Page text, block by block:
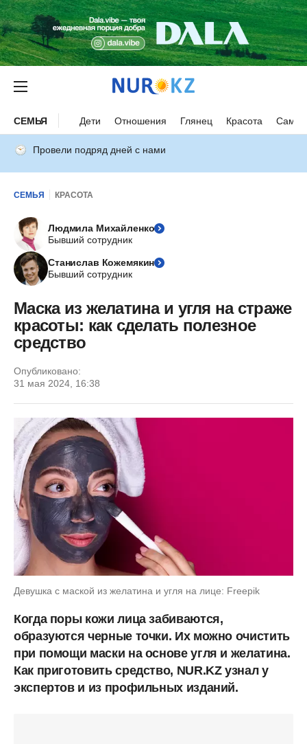
СЕМЬЯ Дети Отношения Глянец Красота
Провели подряд дней с нами
СЕМЬЯ КРАСОТА
Людмила Михайленко
Бывший сотрудник
Станислав Кожемякин
Бывший сотрудник
Маска из желатина и угля на страже
красоты: как сделать полезное
средство
Опубликовано:
31 мая 2024, 16:38
Девушка с маской из желатина и угля на лице: Freepik
Когда поры кожи лица забиваются,
образуются черные точки. Их можно очистить
при помощи маски на основе угля и желатина.
Как приготовить средство, NUR.KZ узнал у
экспертов и из профильных изданий.